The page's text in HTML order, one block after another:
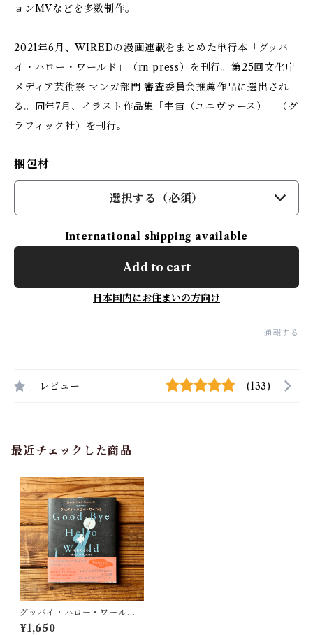
ョンMVなどを多数制作。
2021年6月、WIREDの漫画連載をまとめた単行本「グッバ
イ・ハロー・ワールド」（rn press）を刊行。第25回文化庁
メディア芸術祭 マンガ部門 審査委員会推薦作品に選出され
る。同年7月、イラスト作品集「宇宙（ユニヴァース）」（グ
ラフィック社）を刊行。
梱包材
選択する（必須）
International shipping available
Add to cart
日本国内にお住まいの方向け
通報する
レビュー (133)
最近チェックした商品
グッバイ・ハロー・ワールド
増補改訂版 | 北村みなみ
¥1,650